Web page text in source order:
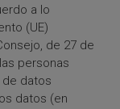
a lo
(UE)
de 27 de
personas
datos
datos (en